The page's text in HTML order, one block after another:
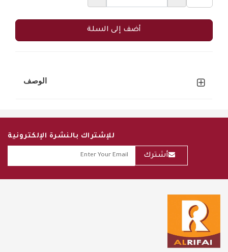
أضف إلى السلة
الوصف
للإشتراك بالنشرة الإلكترونية
أشترك